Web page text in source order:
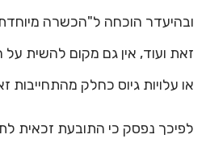
ובהיעדר הוכחה ל"הכשרה
זאת ועוד, אין גם מקום להשית
או עלויות גיוס כחלק מהתחייבות
לפיכך נפסק כי התובעת זכאית